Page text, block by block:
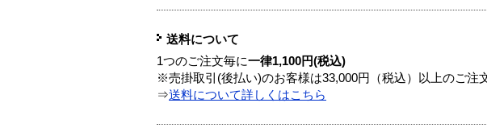
送料について
1つのご注文毎に一律1,100円(税込)
※売掛取引(後払い)のお客様は33,000円（税込）以上のご注
⇒送料について詳しくはこちら